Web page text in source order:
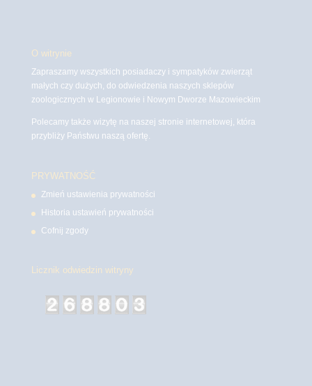
O witrynie
Zapraszamy wszystkich posiadaczy i sympatyków zwierząt
małych czy dużych, do odwiedzenia naszych sklepów
zoologicznych w Legionowie i Nowym Dworze Mazowieckim
Polecamy także wizytę na naszej stronie internetowej, która
przybliży Państwu naszą ofertę.
PRYWATNOŚĆ
Zmień ustawienia prywatności
Historia ustawień prywatności
Cofnij zgody
Licznik odwiedzin witryny